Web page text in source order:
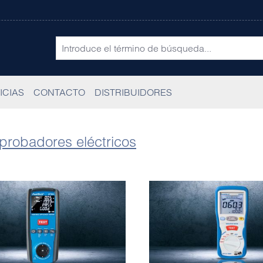
CONTACTO DISTRIBUIDORES
eléctricos